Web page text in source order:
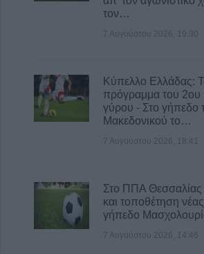
8 Αυγούστου 2026, 19:33
Την Κυριακή 9 Αυγούστου η
Την Δευτέρα 10 Αυγούστου η
Κωνσταντίνου Πλεξίδα
8 Αυγούστου 2026, 19:13
Την Κυριακή 9 Αυγούστου η
τον…
7 Αυγούστου 2026, 19:30
Κύπελλο Ελλάδας:
πρόγραμμα του 2ου
γύρου - Στο γήπεδο
Μακεδονικού το…
7 Αυγούστου 2026, 18:41
Στο ΠΠΑ Θεσσαλίας
και τοποθέτηση
γήπεδο
7 Αυγούστου 2026, 14:46